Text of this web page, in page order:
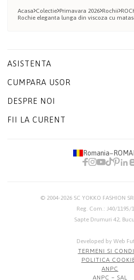
Acasa Colectie Primavara 2026 Rochii
Rochie eleganta lunga din viscoza cu
ASISTENTA
CUMPARA USOR
DESPRE NOI
FII LA CURENT
Romania−
© 2004-2026 SC YOKKO FASHION
Reg. Com.: J40/1195/
Sapte Drumuri 42,
Developed by Web
TERMENI SI
POLITICA
ANPC
ANPC – SAL